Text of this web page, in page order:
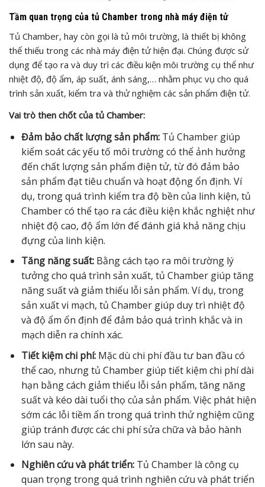
Tầm quan trọng của tủ Chamber trong nhà máy điện tử
Tủ Chamber, hay còn gọi là tủ môi trường, là thiết bị không
thể thiếu trong các nhà máy điện tử hiện đại. Chúng được sử
dụng để tạo ra và duy trì các điều kiện môi trường cụ thể như
nhiệt độ, độ ẩm, áp suất, ánh sáng,… nhằm phục vụ cho quá
trình sản xuất, kiểm tra và thử nghiệm các sản phẩm điện tử.
Vai trò then chốt của tủ Chamber:
Đảm bảo chất lượng sản phẩm:Tủ Chamber giúp
kiểm soát các yếu tố môi trường có thể ảnh hưởng
đến chất lượng sản phẩm điện tử, từ đó đảm bảo
sản phẩm đạt tiêu chuẩn và hoạt động ổn định. Ví
dụ, trong quá trình kiểm tra độ bền của linh kiện, tủ
Chamber có thể tạo ra các điều kiện khắc nghiệt như
nhiệt độ cao, độ ẩm lớn để đánh giá khả năng chịu
đựng của linh kiện.
Tăng năng suất:Bằng cách tạo ra môi trường lý
tưởng cho quá trình sản xuất, tủ Chamber giúp tăng
năng suất và giảm thiểu lỗi sản phẩm. Ví dụ, trong
sản xuất vi mạch, tủ Chamber giúp duy trì nhiệt độ
và độ ẩm ổn định để đảm bảo quá trình khắc và in
mạch diễn ra chính xác.
Tiết kiệm chi phí:Mặc dù chi phí đầu tư ban đầu có
thể cao, nhưng tủ Chamber giúp tiết kiệm chi phí dài
hạn bằng cách giảm thiểu lỗi sản phẩm, tăng năng
suất và kéo dài tuổi thọ của sản phẩm. Việc phát hiện
sớm các lỗi tiềm ẩn trong quá trình thử nghiệm cũng
giúp tránh được các chi phí sửa chữa và bảo hành
lớn sau này.
Nghiên cứu và phát triển:Tủ Chamber là công cụ
quan trọng trong quá trình nghiên cứu và phát triển